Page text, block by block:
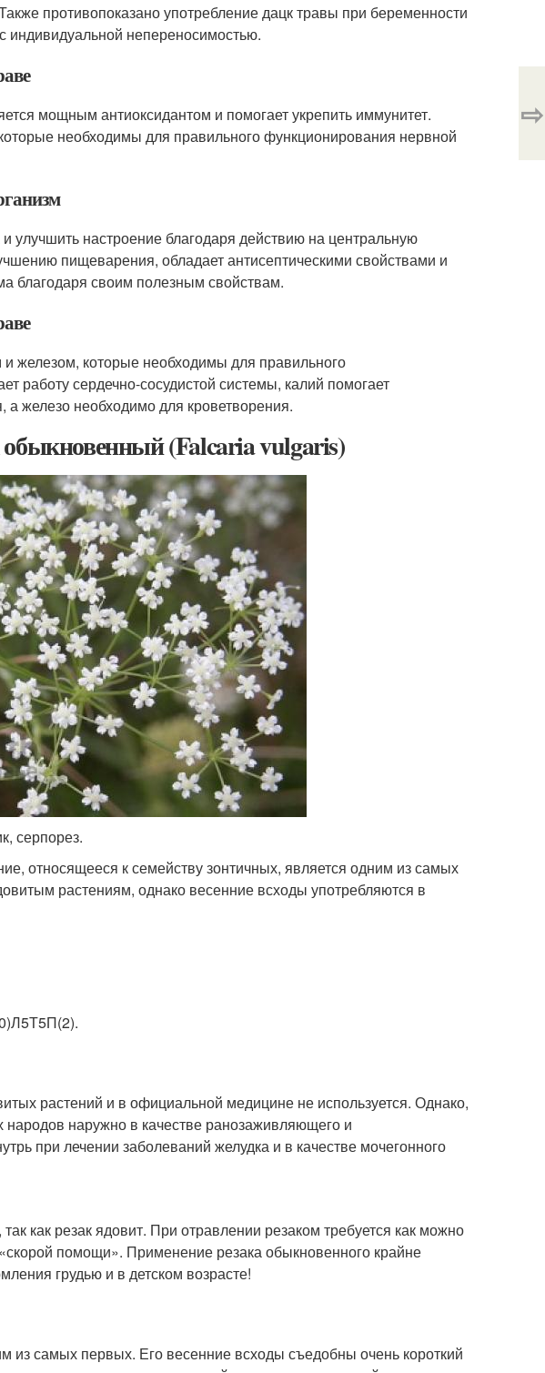
противопоказано употребление дацк травы при беременности
индивидуальной непереносимостью.
мощным антиоксидантом и помогает укрепить иммунитет.
необходимы для правильного функционирования нервной
улучшить настроение благодаря действию на центральную
пищеварения, обладает антисептическими свойствами и
благодаря своим полезным свойствам.
железом, которые необходимы для правильного
работу сердечно-сосудистой системы, калий помогает
железо необходимо для кроветворения.
(Falcaria vulgaris)
серпорез.
относящееся к семейству зонтичных, является одним из самых
растениям, однако весенние всходы употребляются в
растений и в официальной медицине не используется. Однако,
наружно в качестве ранозаживляющего и
при лечении заболеваний желудка и в качестве мочегонного
как резак ядовит. При отравлении резаком требуется как можно
помощи». Применение резака обыкновенного крайне
грудью и в детском возрасте!
из самых первых. Его весенние всходы съедобны очень короткий
⇨